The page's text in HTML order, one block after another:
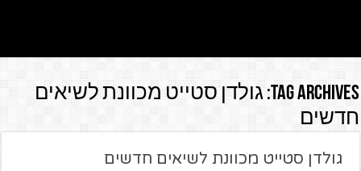
Tag Archives: גולדן סטייט מכוונת לשיאים
חדשים
גולדן סטייט מכוונת לשיאים חדשים